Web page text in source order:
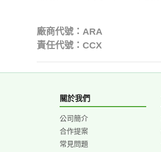
廠商代號：ARA
責任代號：CCX
關於我們
公司簡介
合作提案
常見問題